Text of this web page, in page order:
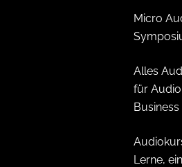
Micro
Alles
für
Business
Lerne,